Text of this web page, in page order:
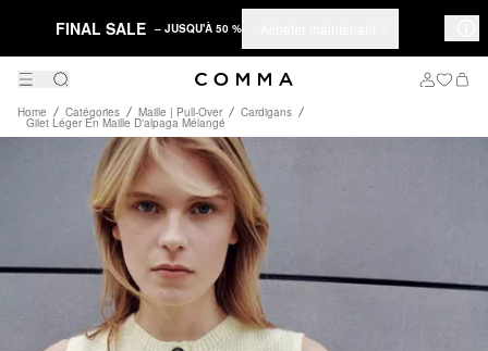
FINAL SALE – JUSQU'À 50 %
Home Catégories Maille | Pull-Over Cardigans
Gilet Léger En Maille D'alpaga Mélangé